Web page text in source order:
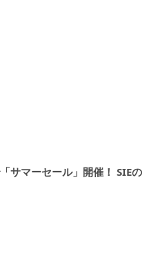
マーセール」開催！ SIEの